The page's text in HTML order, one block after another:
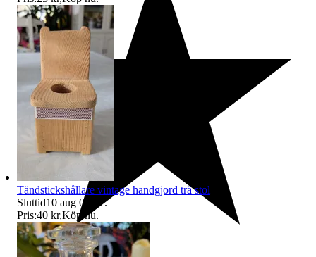
Tändstickshållare vintage handgjord trä stol
Sluttid10 aug 08:47.
Pris:40 kr,Köp nu.